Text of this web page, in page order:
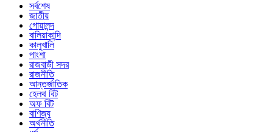
সর্বশেষ
জাতীয়
গোয়ালন্দ
বালিয়াকান্দি
কালুখালি
পাংশা
রাজবাড়ী সদর
রাজনীতি
আন্তর্জাতিক
হেলথ বিট
অফ বিট
বাণিজ্য
অর্থনীতি